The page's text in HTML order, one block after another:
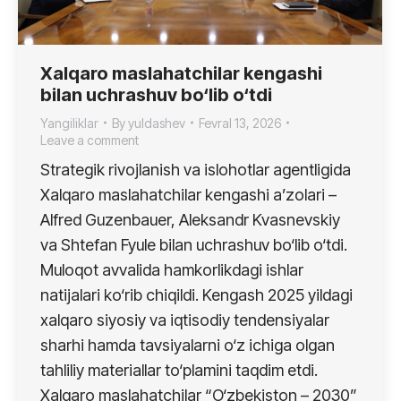
Xalqaro maslahatchilar kengashi
bilan uchrashuv bo‘lib o‘tdi
Yangiliklar Byyuldashev
Fevral 13, 2026
Leave a comment
Strategik rivojlanish va islohotlar agentligida
Xalqaro maslahatchilar kengashi a’zolari –
Alfred Guzenbauer, Aleksandr Kvasnevskiy
va Shtefan Fyule bilan uchrashuv bo‘lib o‘tdi.
Muloqot avvalida hamkorlikdagi ishlar
natijalari ko‘rib chiqildi. Kengash 2025 yildagi
xalqaro siyosiy va iqtisodiy tendensiyalar
sharhi hamda tavsiyalarni o‘z ichiga olgan
tahliliy materiallar to‘plamini taqdim etdi.
Xalqaro maslahatchilar “O‘zbekiston – 2030”